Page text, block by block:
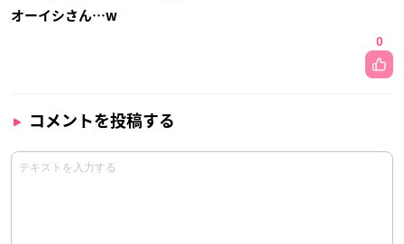
オーイシさん…w
0
コメントを投稿する